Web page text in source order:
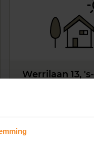
Werrilaan 13, 's-